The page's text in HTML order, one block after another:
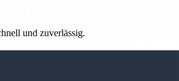
und zuverlässig.